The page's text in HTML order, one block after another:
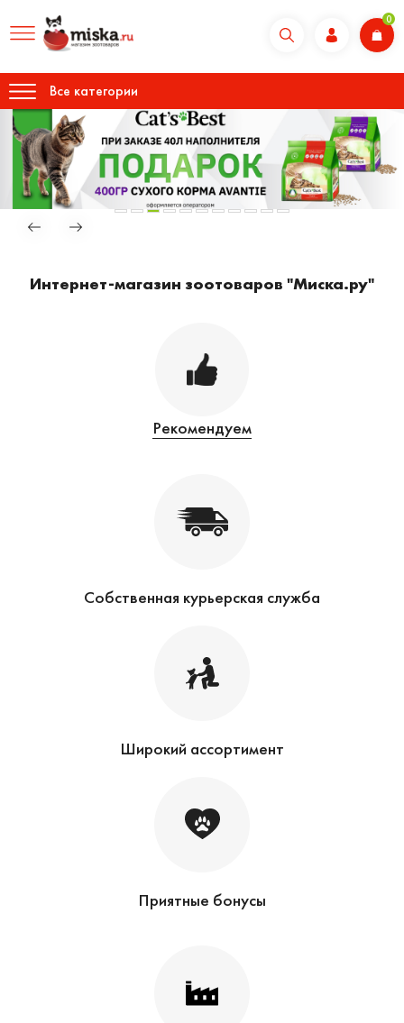
0
Все категории
Интернет-магазин зоотоваров "Миска.ру"
Рекомендуем
Собственная курьерская служба
Широкий ассортимент
Приятные бонусы